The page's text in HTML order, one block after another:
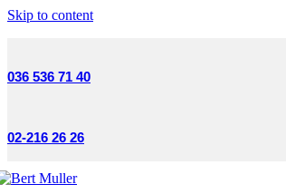
Skip to content
036 536 71 40
02-216 26 26